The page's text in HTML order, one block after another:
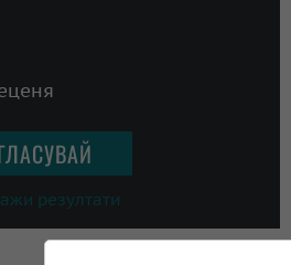
резултати